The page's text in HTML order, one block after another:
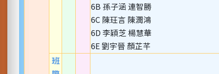
6B 孫子涵 連智勝
6C 陳玨言 陳潤鴻
6D 李穎芝 楊慧華
6E 劉宇晉 顏芷芊
班